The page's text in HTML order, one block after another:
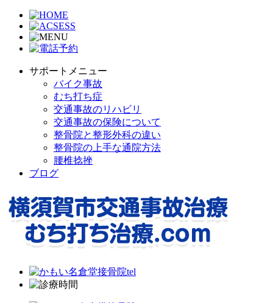
サポートメニュー
バイク事故
むち打ち症
交通事故のリハビリ
交通事故の保険について
整骨院と整形外科の違い
整骨院の上手な通院方法
腰椎捻挫
ブログ